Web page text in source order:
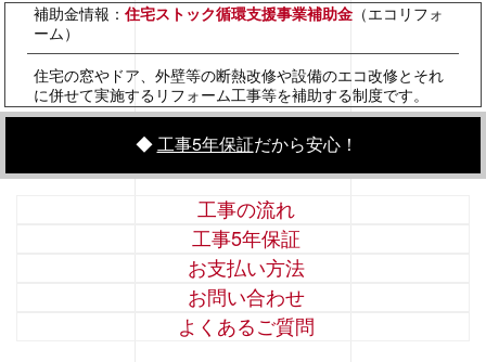
補助金情報：住宅ストック循環支援事業補助金 （エコリフォ
ーム）
住宅の窓やドア、外壁等の断熱改修や設備のエコ改修とそれ
に併せて実施するリフォーム工事等を補助する制度です。
◆工事5年保証だから安心！
工事の流れ
工事5年保証
お支払い方法
お問い合わせ
よくあるご質問